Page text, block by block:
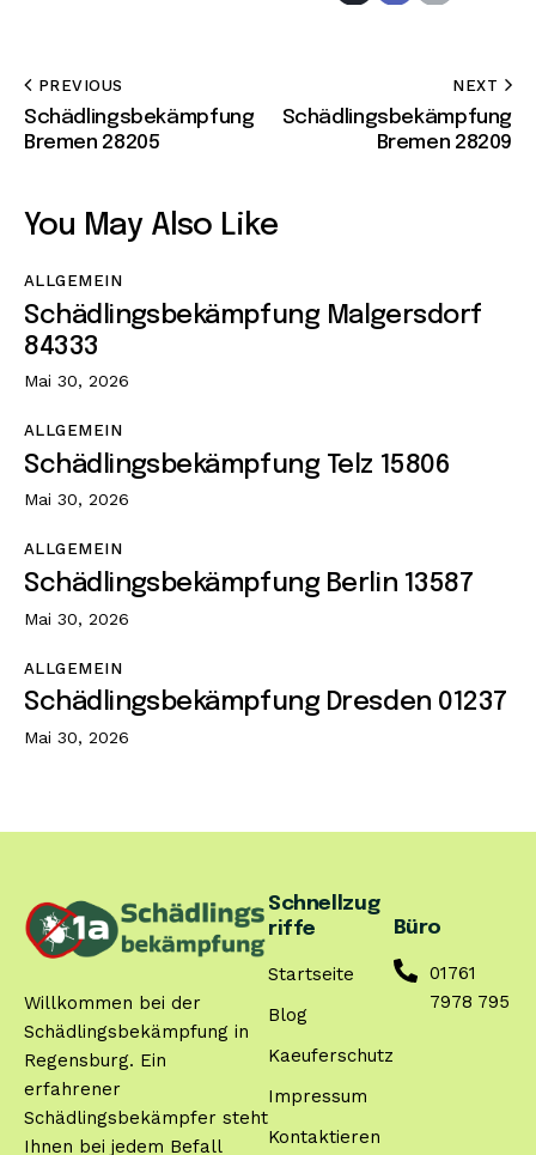
PREVIOUS
Schädlingsbekämpfung
Bremen 28205
NEXT
Schädlingsbekämpfung
Bremen 28209
You May Also Like
ALLGEMEIN
Schädlingsbekämpfung Malgersdorf
84333
Mai 30, 2026
ALLGEMEIN
Schädlingsbekämpfung Telz 15806
Mai 30, 2026
ALLGEMEIN
Schädlingsbekämpfung Berlin 13587
Mai 30, 2026
ALLGEMEIN
Schädlingsbekämpfung Dresden 01237
Mai 30, 2026
Willkommen bei der
Schädlingsbekämpfung in
Regensburg. Ein
erfahrener
Schädlingsbekämpfer steht
Ihnen bei jedem Befall
Schnellzug
riffe
Startseite
Blog
Kaeuferschutz
Impressum
Kontaktieren
Büro
01761
7978 795